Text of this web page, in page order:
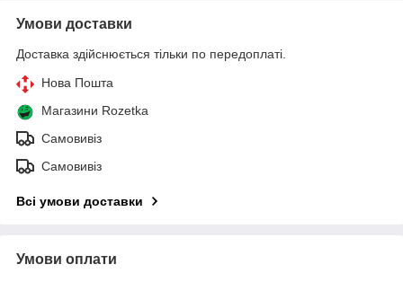
Умови доставки
Доставка здійснюється тільки по передоплаті.
Нова Пошта
Магазини Rozetka
Самовивіз
Самовивіз
Всі умови доставки
Умови оплати